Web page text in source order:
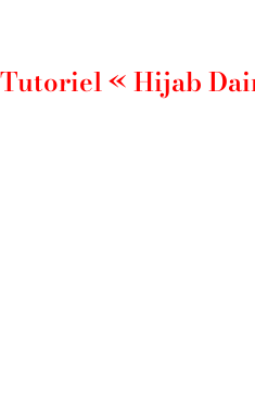
Tutoriel « Hijab